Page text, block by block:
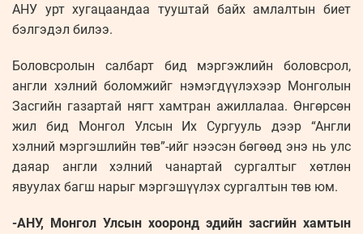
АНУ урт хугацаандаа тууштай байх амлалтын биет
бэлгэдэл билээ.
Боловсролын салбарт бид мэргэжлийн боловсрол,
англи хэлний боломжийг нэмэгдүүлэхээр Монголын
Засгийн газартай нягт хамтран ажиллалаа. Өнгөрсөн
жил бид Монгол Улсын Их Сургууль дээр “Англи
хэлний мэргэшлийн төв”-ийг нээсэн бөгөөд энэ нь улс
даяар англи хэлний чанартай сургалтыг хөтлөн
явуулах багш нарыг мэргэшүүлэх сургалтын төв юм.
-АНУ, Монгол Улсын хооронд эдийн засгийн хамтын